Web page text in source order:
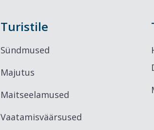
Turistile
Sündmused
Majutus
Maitseelamused
Vaatamisväärsused